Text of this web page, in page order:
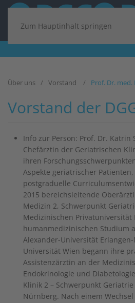
Zum Hauptinhalt springen
Über uns Vorstand Prof. Dr.
Vorstand der
Info zur Person: Prof. Dr. Katrin
Chefärztin der Geriatrischen
ihren
Aspekte geriatrischer
postgraduelle
2015 bereichsleitende
Medizin 2, Schwerpunkt
Medizinischen
humanmedizinischen Studium
Alexander-Universität
Universität Wien begann ihre
Assistenzärztin an der
Endokrinologie und
Klinik 2 – Schwerpunkt
Nürnberg. Nach einem